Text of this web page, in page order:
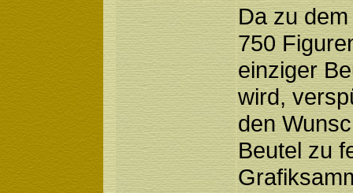
Da zu
750
einziger
wird,
den
Beutel zu